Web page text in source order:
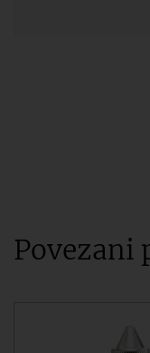
Povezani